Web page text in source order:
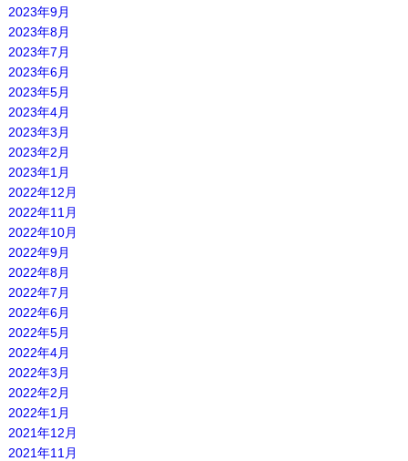
2023年9月
2023年8月
2023年7月
2023年6月
2023年5月
2023年4月
2023年3月
2023年2月
2023年1月
2022年12月
2022年11月
2022年10月
2022年9月
2022年8月
2022年7月
2022年6月
2022年5月
2022年4月
2022年3月
2022年2月
2022年1月
2021年12月
2021年11月